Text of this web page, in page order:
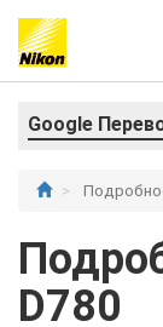
Google
D780